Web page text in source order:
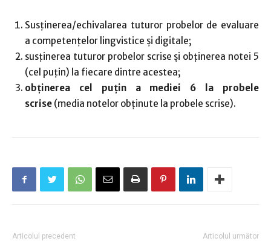
Susținerea/echivalarea tuturor probelor de evaluare
a competențelor lingvistice și digitale;
susținerea tuturor probelor scrise și obținerea notei 5
(cel puțin) la fiecare dintre acestea;
obținerea cel puțin a mediei 6 la probele
scrise (media notelor obținute la probele scrise).
Articolul precedent Articolul următor